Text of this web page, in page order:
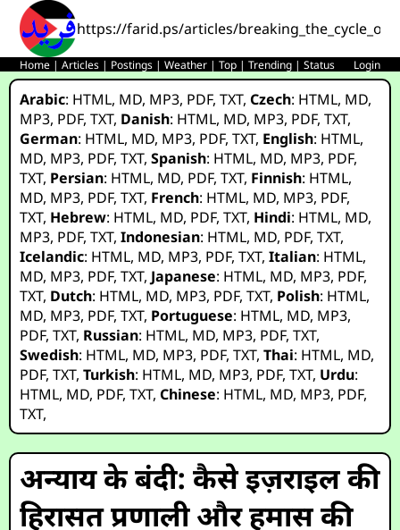
https://farid.ps/articles/
Home |Articles | Postings |Weather |Top |Trending |Status Login
Arabic: HTML, MD, MP3, PDF,TXT,Czech: HTML, MD,
MP3, PDF,TXT, Danish: HTML, MD, MP3, PDF,TXT,
German: HTML, MD, MP3, PDF,TXT, English: HTML,
MD, MP3, PDF,TXT,Spanish: HTML, MD, MP3, PDF,
TXT, Persian: HTML, MD, PDF,TXT, Finnish: HTML,
MD, MP3, PDF,TXT, French: HTML, MD, MP3, PDF,
TXT, Hebrew: HTML, MD, PDF,TXT, Hindi: HTML, MD,
MP3, PDF,TXT,Indonesian: HTML, MD, PDF,TXT,
Icelandic: HTML, MD, MP3, PDF,TXT,Italian: HTML,
MD, MP3, PDF,TXT, Japanese: HTML, MD, MP3, PDF,
TXT, Dutch: HTML, MD, MP3, PDF,TXT, Polish: HTML,
MD, MP3, PDF,TXT, Portuguese: HTML, MD, MP3,
PDF,TXT, Russian: HTML, MD, MP3, PDF,TXT,
Swedish: HTML, MD, MP3, PDF,TXT,Thai: HTML, MD,
PDF,TXT,Turkish: HTML, MD, MP3, PDF,TXT, Urdu:
HTML, MD, PDF,TXT,Chinese: HTML, MD, MP3, PDF,
TXT,
अन्याय के बंदी: कैसे इज़राइल की
हिरासत प्रणाली और हमास की